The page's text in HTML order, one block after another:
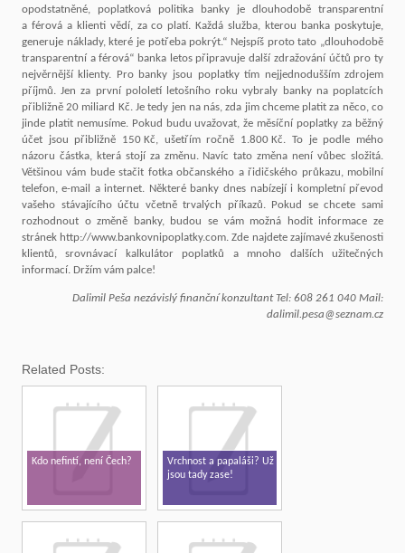
opodstatněné, poplatková politika banky je dlouhodobě transparentní
a férová a klienti vědí, za co platí. Každá služba, kterou banka poskytuje,
generuje náklady, které je potřeba pokrýt.“ Nejspíš proto tato „dlouhodobě
transparentní a férová“ banka letos připravuje další zdražování účtů pro ty
nejvěrnější klienty. Pro banky jsou poplatky tím nejjednodušším zdrojem
příjmů. Jen za první pololetí letošního roku vybraly banky na poplatcích
přibližně 20 miliard Kč. Je tedy jen na nás, zda jim chceme platit za něco, co
jinde platit nemusíme. Pokud budu uvažovat, že měsíční poplatky za běžný
účet jsou přibližně 150 Kč, ušetřím ročně 1.800 Kč. To je podle mého
názoru částka, která stojí za změnu. Navíc tato změna není vůbec složitá.
Většinou vám bude stačit fotka občanského a řidičského průkazu, mobilní
telefon, e-mail a internet. Některé banky dnes nabízejí i kompletní převod
vašeho stávajícího účtu včetně trvalých příkazů. Pokud se chcete sami
rozhodnout o změně banky, budou se vám možná hodit informace ze
stránek http://www.bankovnipoplatky.com. Zde najdete zajímavé zkušenosti
klientů, srovnávací kalkulátor poplatků a mnoho dalších užitečných
informací. Držím vám palce!
Dalimil Peša nezávislý finanční konzultant Tel: 608 261 040 Mail:
dalimil.pesa@seznam.cz
Related Posts:
Kdo nefintí, není Čech?
Vrchnost a papaláši? Už
jsou tady zase!